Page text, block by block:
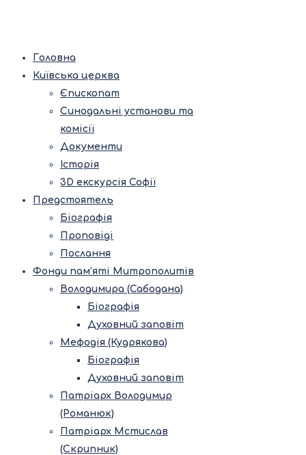
Головна
Київська церква
Єпископат
Синодальні установи та
комісії
Документи
Історія
3D екскурсія Софії
Предстоятель
Біографія
Проповіді
Послання
Фонди пам’яті Митрополитів
Володимира (Сабодана)
Біографія
Духовний заповіт
Мефодія (Кудрякова)
Біографія
Духовний заповіт
Патріарх Володимир
(Романюк)
Патріарх Мстислав
(Скрипник)